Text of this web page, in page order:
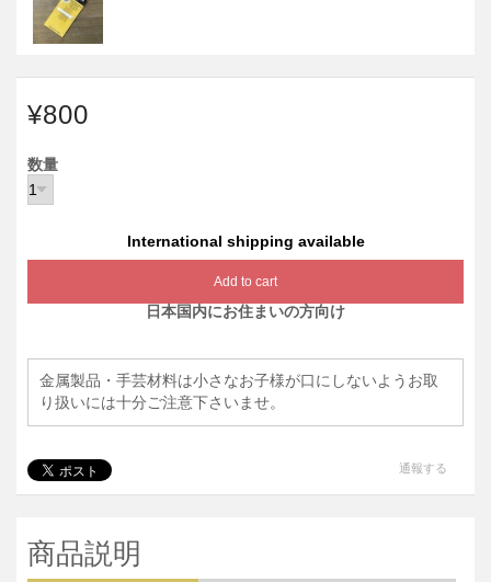
¥800
数量
International shipping available
Add to cart
日本国内にお住まいの方向け
金属製品・手芸材料は小さなお子様が口にしないようお取
り扱いには十分ご注意下さいませ。
通報する
商品説明